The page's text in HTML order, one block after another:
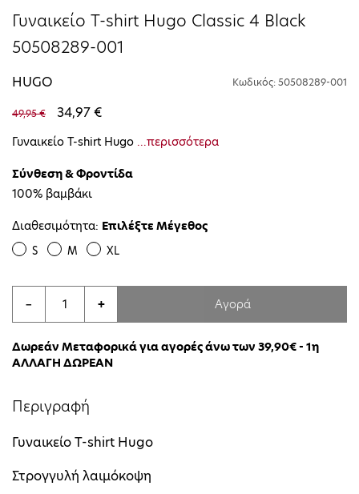
Γυναικείο T-shirt Ηugo Classic 4 Black
50508289-001
HUGO Κωδικός: 50508289-001
49,95 € 34,97 €
Γυναικείο T-shirt Ηugo ...περισσότερα
Σύνθεση & Φροντίδα
100% βαμβάκι
Διαθεσιμότητα: Επιλέξτε Μέγεθος
S M XL
− + Αγορά
Δωρεάν Μεταφορικά για αγορές άνω των 39,90€ - 1η
ΑΛΛΑΓΗ ΔΩΡΕΑΝ
Περιγραφή
Γυναικείο T-shirt Ηugo
Στρογγυλή λαιμόκοψη